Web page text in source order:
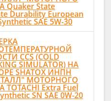
Quaker State
Durability European
SAE 5W-30
CCS (COLD
SIMULATOR) НА
SHATOX ИНПН
МОТОРНОГО
Extra Fuel
SN SAE 0W-20